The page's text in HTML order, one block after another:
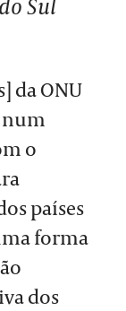
da ONU
num
o
países
forma
dos